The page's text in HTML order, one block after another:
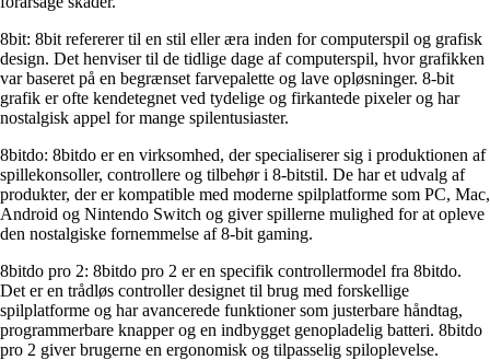
8bit: 8bit refererer til en stil eller æra inden for computerspil og grafisk
design. Det henviser til de tidlige dage af computerspil, hvor grafikken
var baseret på en begrænset farvepalette og lave opløsninger. 8-bit
grafik er ofte kendetegnet ved tydelige og firkantede pixeler og har
nostalgisk appel for mange spilentusiaster.
8bitdo: 8bitdo er en virksomhed, der specialiserer sig i produktionen af
spillekonsoller, controllere og tilbehør i 8-bitstil. De har et udvalg af
produkter, der er kompatible med moderne spilplatforme som PC, Mac,
Android og Nintendo Switch og giver spillerne mulighed for at opleve
den nostalgiske fornemmelse af 8-bit gaming.
8bitdo pro 2: 8bitdo pro 2 er en specifik controllermodel fra 8bitdo.
Det er en trådløs controller designet til brug med forskellige
spilplatforme og har avancerede funktioner som justerbare håndtag,
programmerbare knapper og en indbygget genopladelig batteri. 8bitdo
pro 2 giver brugerne en ergonomisk og tilpasselig spiloplevelse.